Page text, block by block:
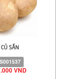
CỦ SẮN
S001537
VND